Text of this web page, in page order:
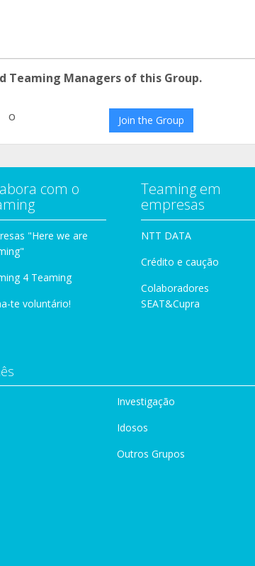
Teaming Managers of this Group.
o Join the Group
com o
"Here we are
4 Teaming
te voluntário!
Teaming em
empresas
NTT DATA
Crédito e caução
Colaboradores
SEAT&Cupra
Investigação
Idosos
Outros Grupos